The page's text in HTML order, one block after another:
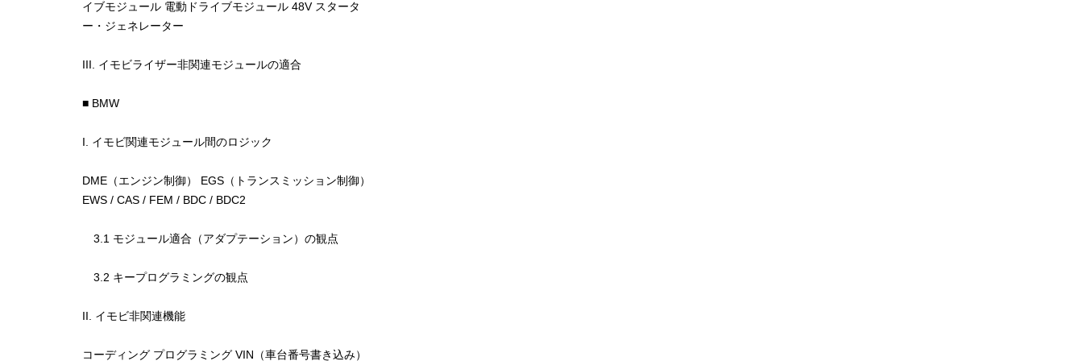
イブモジュール 電動ドライブモジュール 48V スタータ
ー・ジェネレーター
III. イモビライザー非関連モジュールの適合
■ BMW
I. イモビ関連モジュール間のロジック
DME（エンジン制御） EGS（トランスミッション制御）
EWS / CAS / FEM / BDC / BDC2
3.1 モジュール適合（アダプテーション）の観点
3.2 キープログラミングの観点
II. イモビ非関連機能
コーディング プログラミング VIN（車台番号書き込み）